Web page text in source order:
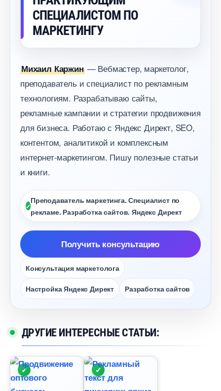
СПЕЦИАЛИСТОМ ПО
МАРКЕТИНГУ
Михаил Каржин— Вебмастер, маркетолог,
преподаватель и специалист по рекламным
технологиям. Разрабатываю сайты,
рекламные кампании и стратегии продвижения
для бизнеса. Работаю с Яндекс Директ, SEO,
контентом, аналитикой и комплексным
интернет-маркетингом. Пишу полезные статьи
и книги.
Преподаватель маркетинга. Специалист по
рекламе. Разработка сайтов. Яндекс Директ
Получить консультацию
Консультация маркетолога
Настройка Яндекс Директ Разработка сайто
ДРУГИЕ ИНТЕРЕСНЫЕ СТАТЬИ: